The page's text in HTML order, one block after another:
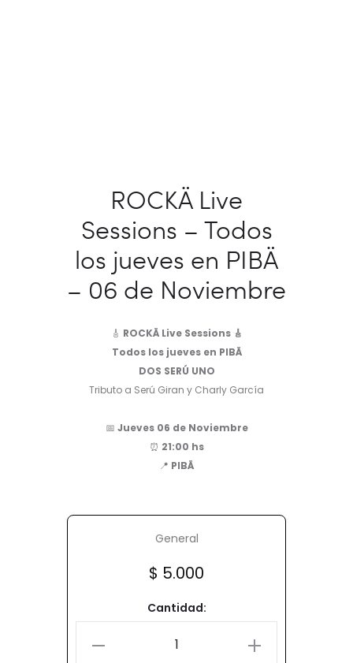
ROCKÄ Live
Sessions – Todos
los jueves en PIBÄ
– 06 de Noviembre
🎸 ROCKÄ Live Sessions 🎸
Todos los jueves en PIBÄ
DOS SERÚ UNO
Tributo a Serú Giran y Charly García
📅 Jueves 06 de Noviembre
⏰ 21:00 hs
📍 PIBÄ
General
$ 5.000
Cantidad: